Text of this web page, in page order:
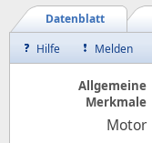
Datenblatt
Hilfe Melden
Allgemeine
Merkmale
Motor